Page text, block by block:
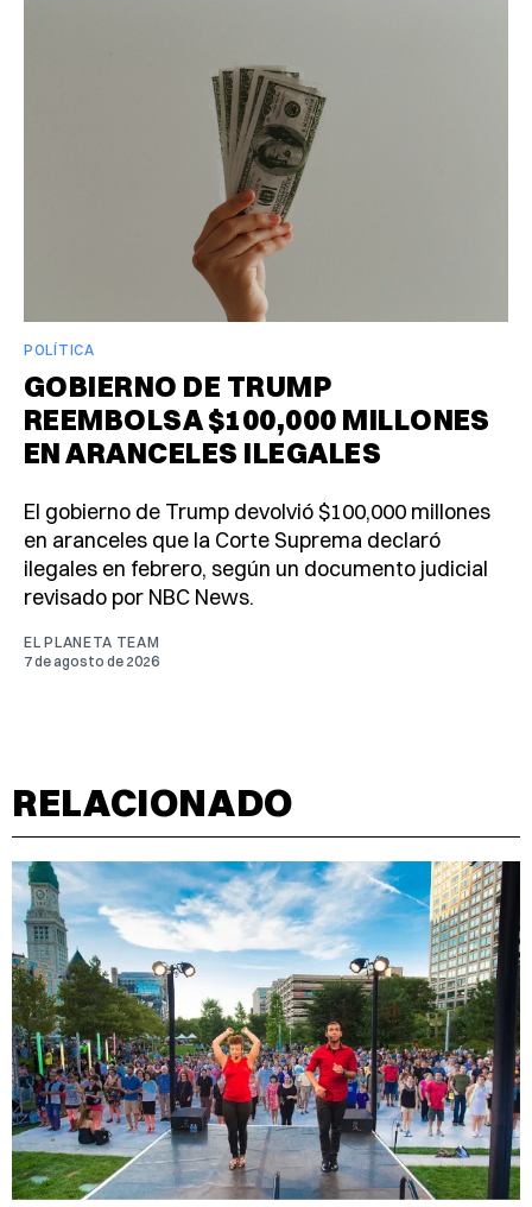
POLÍTICA
GOBIERNO DE TRUMP
REEMBOLSA $100,000 MILLONES
EN ARANCELES ILEGALES
El gobierno de Trump devolvió $100,000 millones
en aranceles que la Corte Suprema declaró
ilegales en febrero, según un documento judicial
revisado por NBC News.
EL PLANETA TEAM
7 de agosto de 2026
RELACIONADO